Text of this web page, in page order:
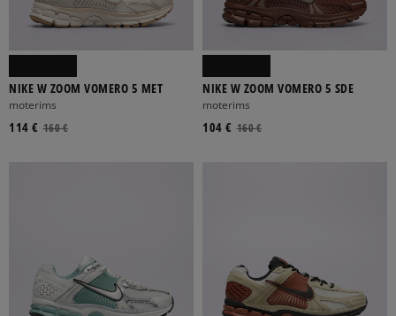
NIKE W ZOOM VOMERO 5 MET
moterims
160 €
114 €
NIKE W ZOOM VOMERO 5 SDE
moterims
160 €
104 €